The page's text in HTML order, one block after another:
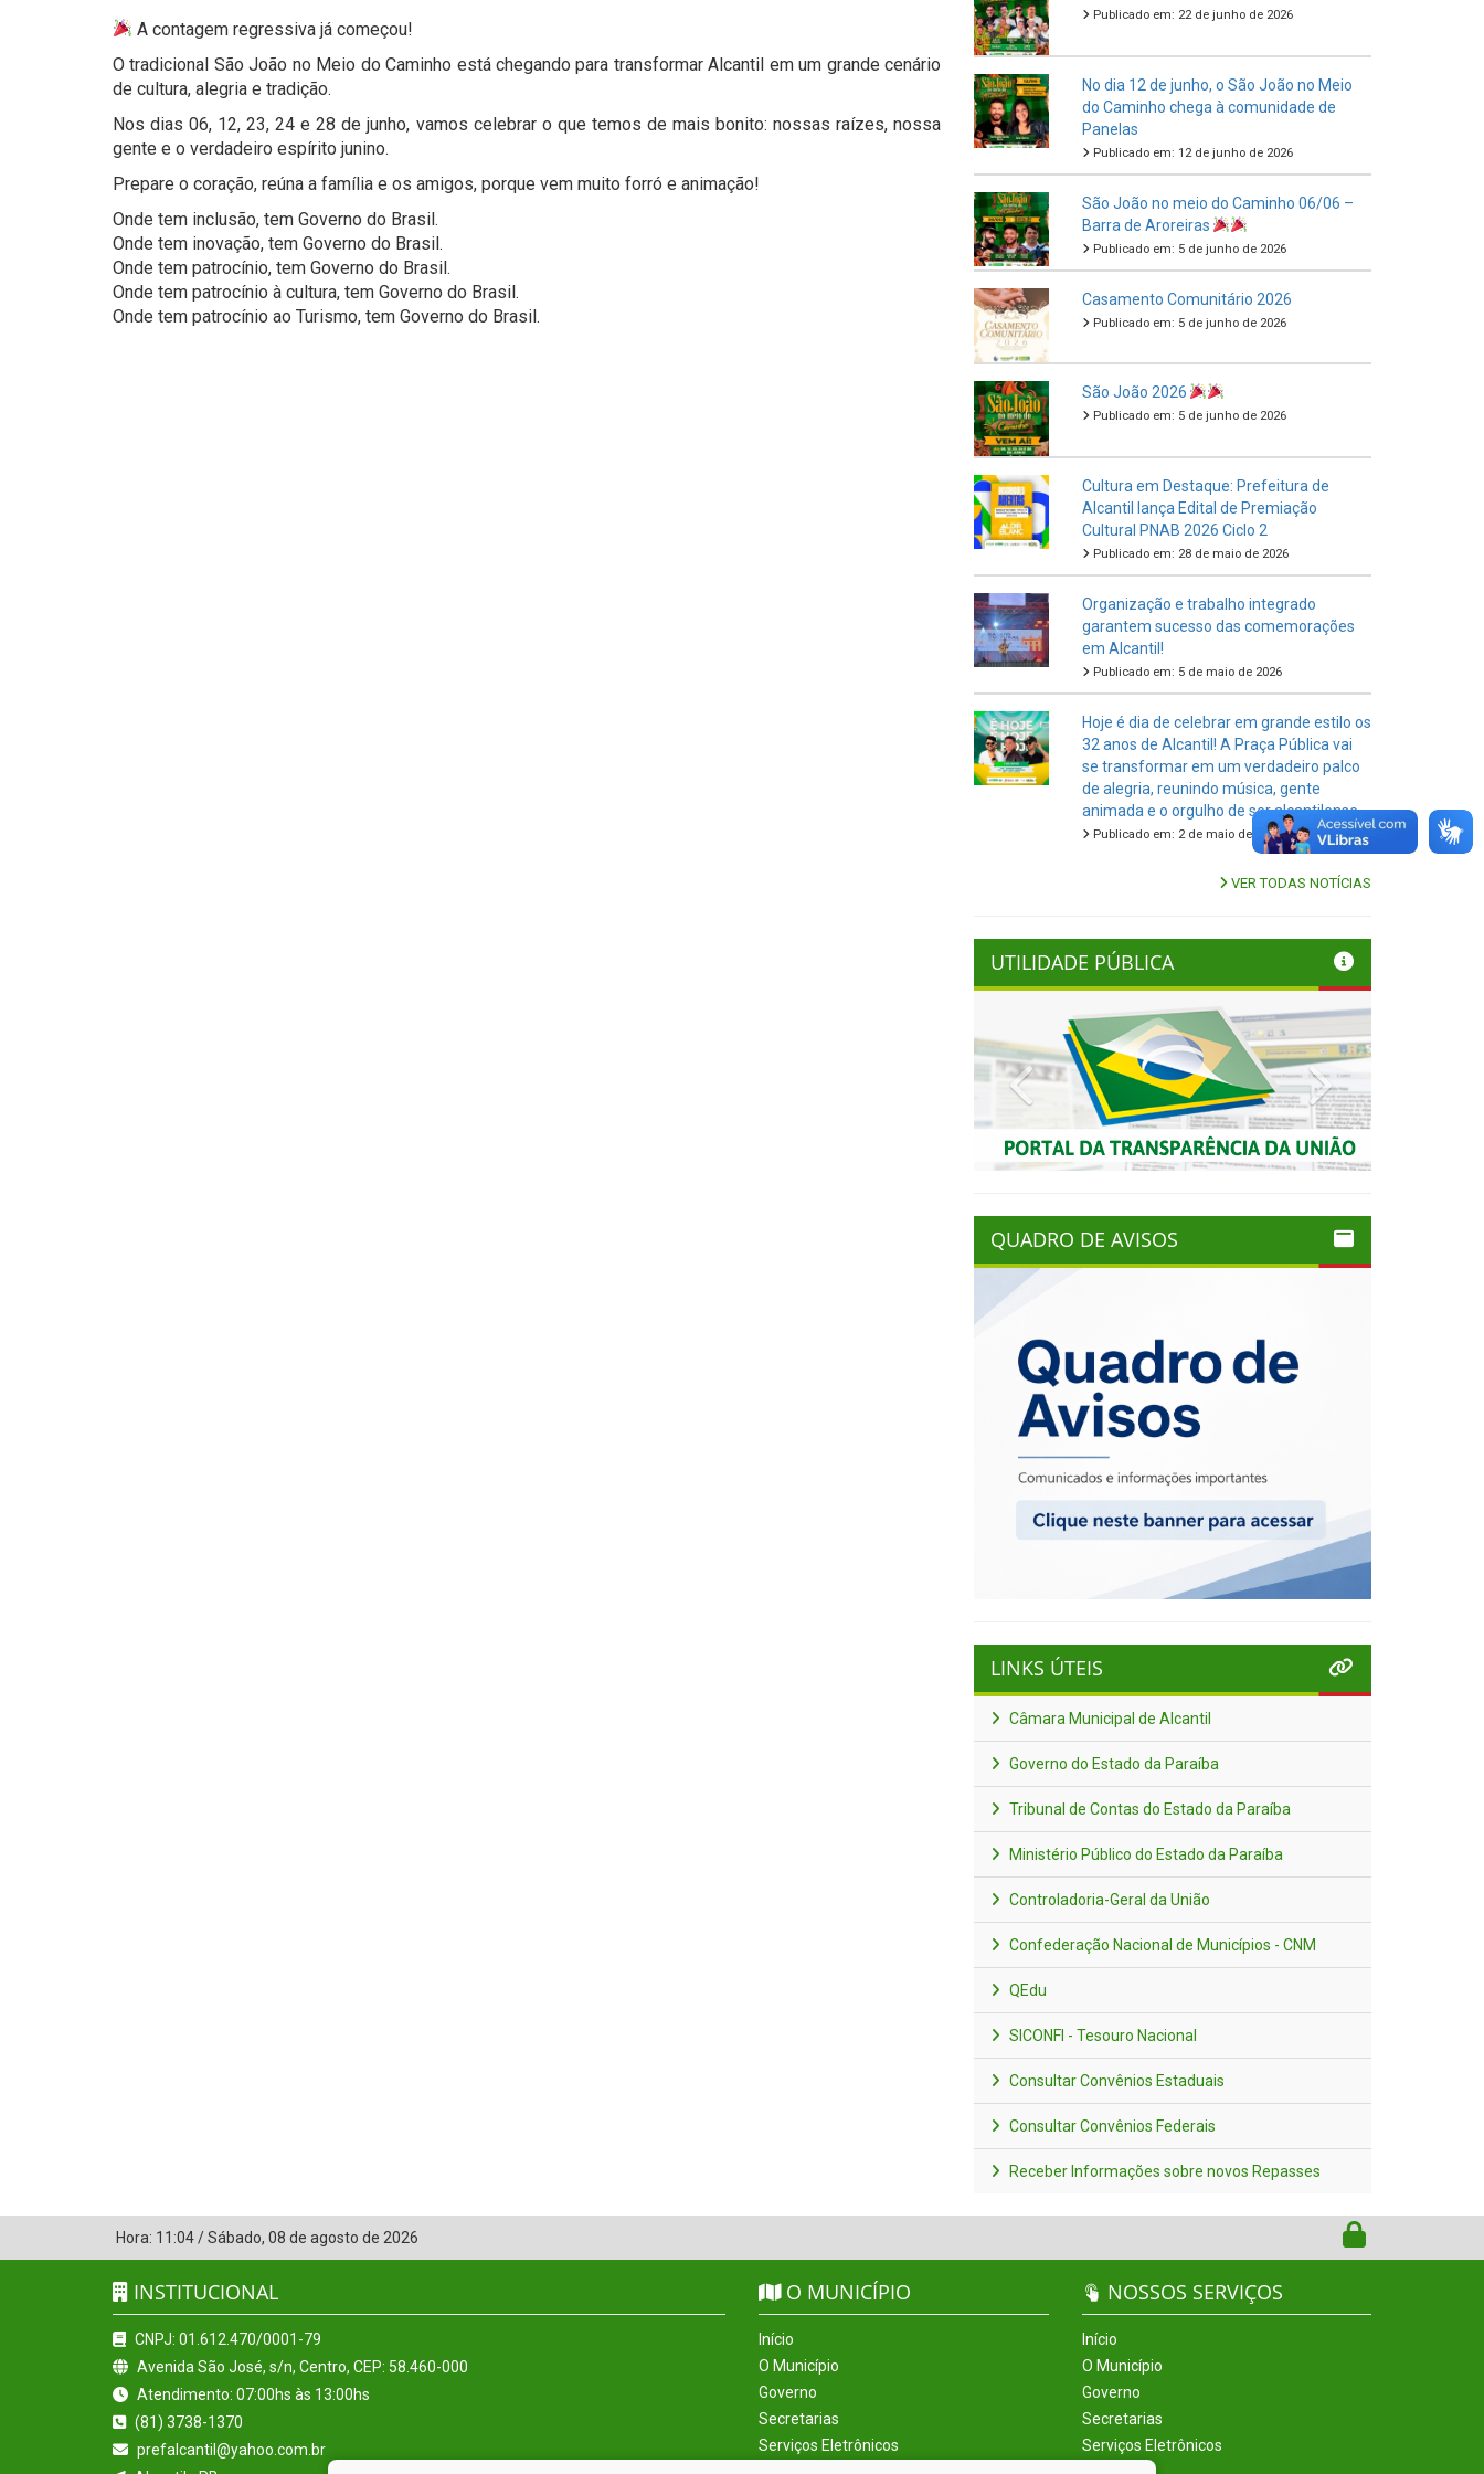
A contagem regressiva já começou!
O tradicional São João no Meio do Caminho está chegando para transformar Alcantil em um grande cenário
de cultura, alegria e tradição.
Nos dias 06, 12, 23, 24 e 28 de junho, vamos celebrar o que temos de mais bonito: nossas raízes, nossa
gente e o verdadeiro espírito junino.
Prepare o coração, reúna a família e os amigos, porque vem muito forró e animação!
Onde tem inclusão, tem Governo do Brasil.
Onde tem inovação, tem Governo do Brasil.
Onde tem patrocínio, tem Governo do Brasil.
Onde tem patrocínio à cultura, tem Governo do Brasil.
Onde tem patrocínio ao Turismo, tem Governo do Brasil.
Publicado em: 22 de junho de 2026
No dia 12 de junho, o São João no Meio
do Caminho chega à comunidade de
Panelas
Publicado em: 12 de junho de 2026
São João no meio do Caminho 06/06 –
Barra de Aroreiras
Publicado em: 5 de junho de 2026
Casamento Comunitário 2026
Publicado em: 5 de junho de 2026
São João 2026
Publicado em: 5 de junho de 2026
Cultura em Destaque: Prefeitura de
Alcantil lança Edital de Premiação
Cultural PNAB 2026 Ciclo 2
Publicado em: 28 de maio de 2026
Organização e trabalho integrado
garantem sucesso das comemorações
em Alcantil!
Publicado em: 5 de maio de 2026
Hoje é dia de celebrar em grande estilo os
32 anos de Alcantil! A Praça Pública vai
se transformar em um verdadeiro palco
de alegria, reunindo música, gente
animada e o orgulho de ser alcantilense.
Publicado em: 2 de maio de 2026
VER TODAS NOTÍCIAS
UTILIDADE PÚBLICA
Previous Next
QUADRO DE AVISOS
LINKS ÚTEIS
Câmara Municipal de Alcantil
Governo do Estado da Paraíba
Tribunal de Contas do Estado da Paraíba
Ministério Público do Estado da Paraíba
Controladoria-Geral da União
Confederação Nacional de Municípios - CNM
QEdu
SICONFI - Tesouro Nacional
Consultar Convênios Estaduais
Consultar Convênios Federais
Receber Informações sobre novos Repasses
Hora: 11:04/Sábado, 08 de agosto de 2026
INSTITUCIONAL
CNPJ: 01.612.470/0001-79
Avenida São José, s/n, Centro, CEP: 58.460-000
Atendimento: 07:00hs às 13:00hs
(81) 3738-1370
prefalcantil@yahoo.com.br
O MUNICÍPIO
Início
O Município
Governo
Secretarias
Serviços Eletrônicos
NOSSOS SERVIÇOS
Início
O Município
Governo
Secretarias
Serviços Eletrônicos